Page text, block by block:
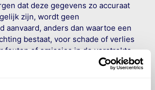
dat deze gegevens zo accuraat
zijn, wordt geen
aanvaard, anders dan waartoe een
bestaat, voor schade of verlies
fouten of omissies in de verstrekte
olieaanbevelingsinformatie te
gebruiken erkent de gebruiker dat